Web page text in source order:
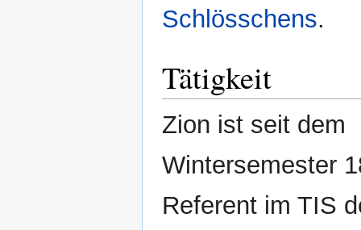
Schlösschens.
Tätigkeit
Zion ist seit dem
Wintersemester
Referent im TIS